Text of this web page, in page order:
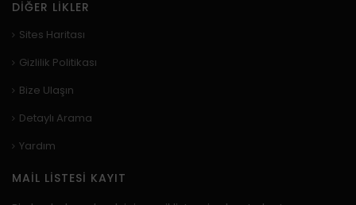
DIĞER LIKLER
Sites Haritası
Gizlilik Politikası
Bize Ulaşın
Detaylı Arama
Yardım
MAIL LISTESI KAYIT